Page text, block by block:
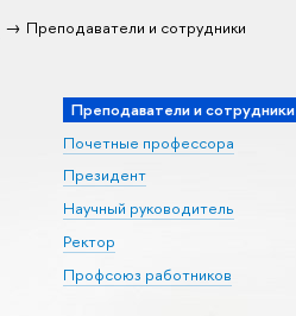
Преподаватели и сотрудники
Преподаватели и сотрудники
Почетные профессора
Президент
Научный руководитель
Ректор
Профсоюз работников